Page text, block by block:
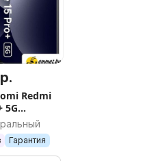
Redmi
5G
версия
Гарантия